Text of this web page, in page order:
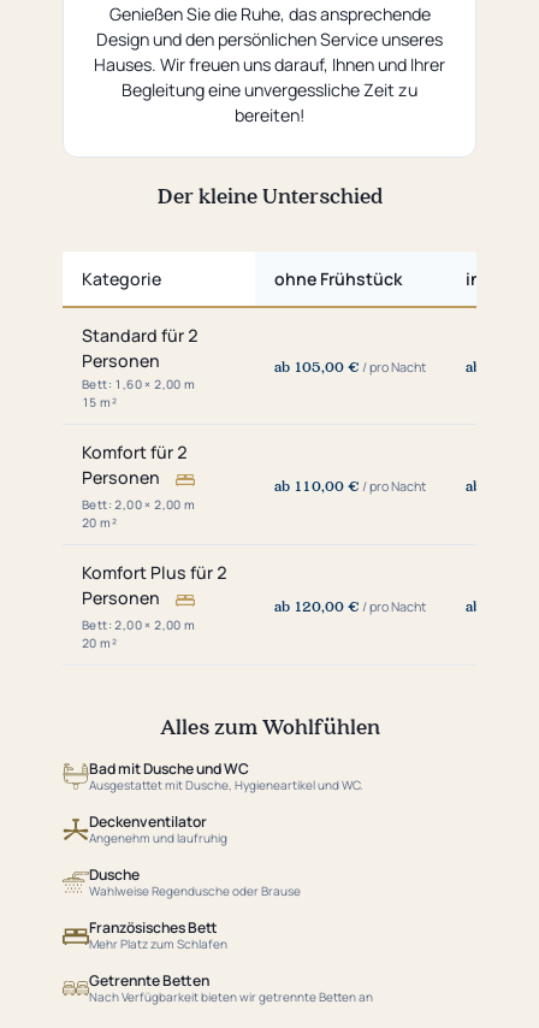
Genießen Sie die Ruhe, das ansprechende
Design und den persönlichen Service unseres
Hauses. Wir freuen uns darauf, Ihnen und Ihrer
Begleitung eine unvergessliche Zeit zu
bereiten!
Der kleine Unterschied
Zimmerklassen
Doppelzimmer
Kategorie ohne Frühstück inkl.
Standard für 2
Personen
Bett: 1,60 × 2,00 m
15 m²
ab 105,00 € / pro Nacht ab
Komfort für 2
Personen
Bett: 2,00 × 2,00 m
20 m²
ab 110,00 € / pro Nacht ab
Komfort Plus für 2
Personen
Bett: 2,00 × 2,00 m
20 m²
ab 120,00 € / pro Nacht ab
Alles zum Wohlfühlen
Bad mit Dusche und WC
Ausgestattet mit Dusche, Hygieneartikel und WC.
Deckenventilator
Angenehm und laufruhig
Dusche
Wahlweise Regendusche oder Brause
Französisches Bett
Mehr Platz zum Schlafen
Getrennte Betten
Nach Verfügbarkeit bieten wir getrennte Betten an